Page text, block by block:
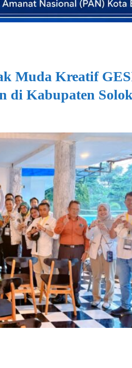
Muda Kreatif
di Kabupaten